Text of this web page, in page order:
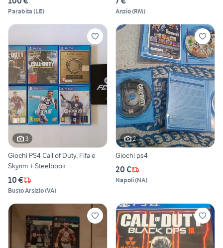
Parabita (LE) Anzio(RM)
3
Giochi PS4 Call of Duty, Fifa e
Skyrim + Steelbook
10 €
Busto Arsizio(VA)
2
Giochi ps4
20 €
Napoli(NA)